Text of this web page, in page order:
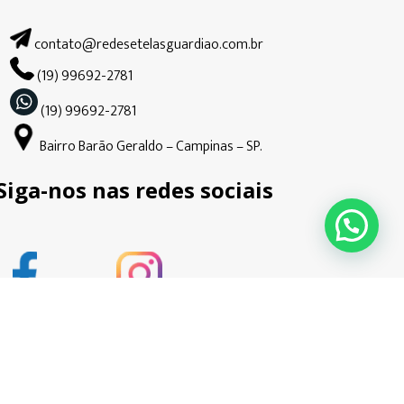
contato@redesetelasguardiao.com.br
(19) 99692-2781
(19) 99692-2781
Bairro Barão Geraldo – Campinas – SP.
nos nas redes sociais